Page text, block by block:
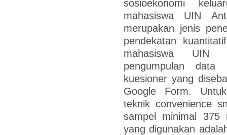
sosioekonomi
mahasiswa UIN
merupakan jenis
pendekatan
mahasiswa UIN
pengumpulan
kuesioner yang
Google Form.
teknik convenience
sampel minimal 375
yang digunakan